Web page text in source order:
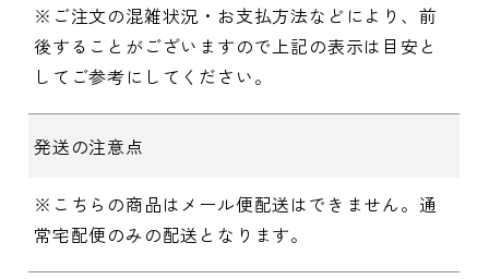
※ご注文の混雑状況・お支払方法などにより、前
後することがございますので上記の表示は目安と
してご参考にしてください。
発送の注意点
※こちらの商品はメール便配送はできません。通
常宅配便のみの配送となります。